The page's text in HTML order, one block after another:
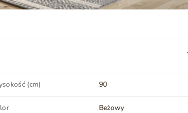
(cm) 90
Beżowy